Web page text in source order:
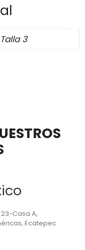
3
23-Casa A,
Ecatepec